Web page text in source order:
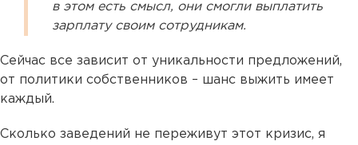
в этом есть смысл, они смогли выплатить
зарплату своим сотрудникам.
Сейчас все зависит от уникальности предложений,
от политики собственников – шанс выжить имеет
каждый.
Сколько заведений не переживут этот кризис, я